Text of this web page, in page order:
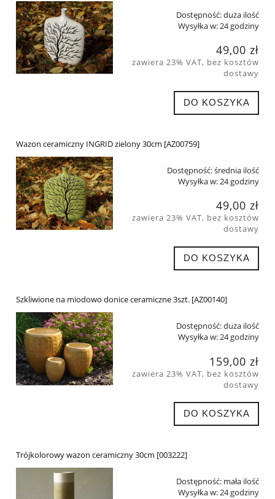
Dostępność:duża ilość
Wysyłka w: 24 godziny
49,00 zł
zawiera 23% VAT, bez kosztów
dostawy
DO KOSZYKA
Wazon ceramiczny INGRID zielony 30cm [AZ00759]
Dostępność:średnia ilość
Wysyłka w:24 godziny
49,00 zł
zawiera 23% VAT, bez kosztów
dostawy
DO KOSZYKA
Szkliwione na miodowo donice ceramiczne 3szt. [AZ00140]
Dostępność:duża ilość
Wysyłka w:24 godziny
159,00 zł
zawiera 23% VAT, bez kosztów
dostawy
DO KOSZYKA
Trójkolorowy wazon ceramiczny 30cm [003222]
Dostępność: mała ilość
Wysyłka w:24 godziny